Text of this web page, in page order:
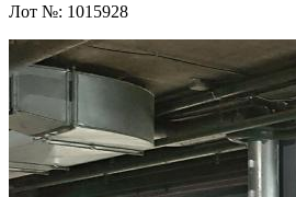
Лот №: 1015928